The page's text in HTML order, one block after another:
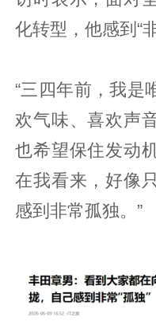
化转型，他感到“
“三四年前，我是
欢气味、喜欢声
也希望保住发动
在我看来，好像
感到非常孤独。”